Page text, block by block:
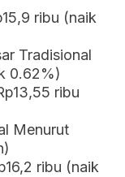
ribu (naik
Tradisional
0.62%)
ribu
Menurut
ribu (naik